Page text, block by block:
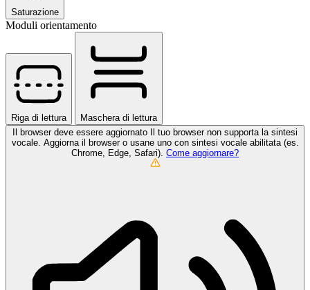
Saturazione
Moduli orientamento
Riga di lettura
Maschera di lettura
Il browser deve essere aggiornato
Il tuo browser non supporta la sintesi
vocale. Aggiorna il browser o usane uno con sintesi vocale abilitata (es.
Chrome, Edge, Safari). Come aggiornare?